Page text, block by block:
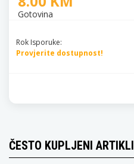
Gotovina
Rok Isporuke:
Provjerite dostupnost!
ČESTO KUPLJENI ARTIKLI